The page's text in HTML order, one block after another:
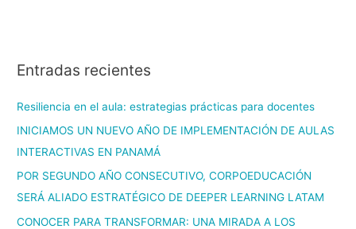
Entradas recientes
Resiliencia en el aula: estrategias prácticas para docentes
INICIAMOS UN NUEVO AÑO DE IMPLEMENTACIÓN DE AULAS
INTERACTIVAS EN PANAMÁ
POR SEGUNDO AÑO CONSECUTIVO, CORPOEDUCACIÓN
SERÁ ALIADO ESTRATÉGICO DE DEEPER LEARNING LATAM
CONOCER PARA TRANSFORMAR: UNA MIRADA A LOS